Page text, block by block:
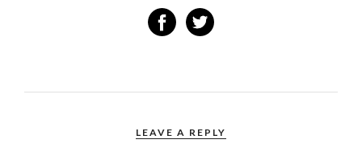
LEAVE A REPLY